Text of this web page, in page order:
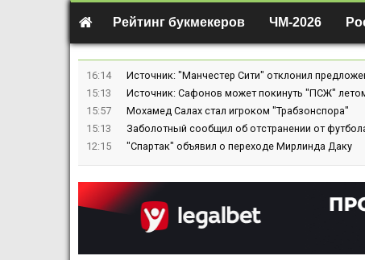
Рейтинг букмекеров ЧМ-2026
16:14
Источник: "Манчестер Сити" отклонил
15:13
Источник: Сафонов может покинуть "ПСЖ"
15:57
Мохамед Салах стал игроком "Трабзонспора"
15:13
Заболотный сообщил об отстранении от
12:15
"Спартак" объявил о переходе Мирлинда Даку